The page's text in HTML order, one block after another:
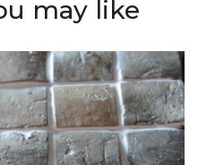
may like